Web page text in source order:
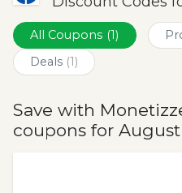
Submit
All Coupons (1)
Deals (1)
Save with
coupons for